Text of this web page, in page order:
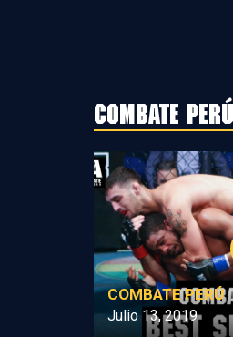
Combate Perú
COMBATE PERÚ
Julio 13, 2019